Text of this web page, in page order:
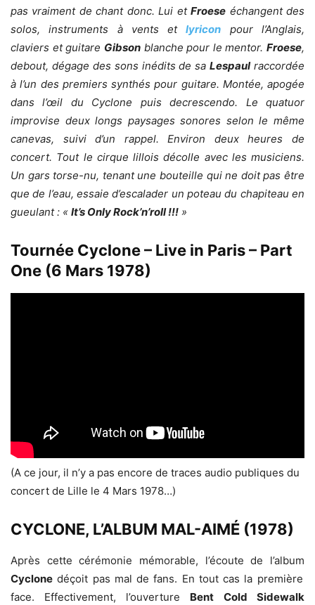
pas vraiment de chant donc. Lui etFroese échangent des
solos, instruments à vents et
lyricon pour l’Anglais,
claviers et guitare Gibsonblanche pour le mentor. Froese,
debout, dégage des sons inédits de saLespaulraccordée
à l’un des premiers synthés pour guitare. Montée, apogée
dans l’œil du Cyclone puis decrescendo. Le quatuor
improvise deux longs paysages sonores selon le même
canevas, suivi d’un rappel. Environ deux heures de
concert. Tout le cirque lillois décolle avec les musiciens.
Un gars torse-nu, tenant une bouteille qui ne doit pas être
que de l’eau, essaie d’escalader un poteau du chapiteau en
gueulant : « It’s Only Rock’n’roll !!! »
Tournée Cyclone – Live in Paris – Part
One (6 Mars 1978)
(A ce jour, il n’y a pas encore de traces audio publiques du
concert de Lille le 4 Mars 1978…)
CYCLONE, L’ALBUM MAL-AIMÉ (1978)
Après cette cérémonie mémorable, l’écoute de l’album
Cyclone déçoit pas mal de fans. En tout cas la première
face. Effectivement, l’ouverture Bent
Cold Sidewalk